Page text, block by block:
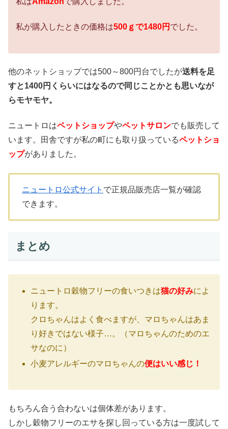
私が購入したときの価格は500ｇで1480円 でした。
他のネットショップでは500～800円台でしたが送料を足
すと1400円くらいにはなるので同じことかとも思いなが
らモヤモヤ。
ニュートロはペットショップやペットサロンでも販売して
います。田舎ですが私の町にも取り扱っているペットショ
ップがありました。
ニュートロ公式サイト で正規品販売店一覧が確認
できます。
まとめ
ニュートロ穀物フリーの食いつきは猫の好みによ
ります。
クロちゃんはよく食べますが、マロちゃんはあま
り好きではない様子…。（マロちゃんのためのエ
サなのに）
小麦アレルギーのマロちゃんの便はいい感じ！
もちろん合う合わないは個体差があります。
しかし穀物フリーのエサを探し回っている方は一度試して